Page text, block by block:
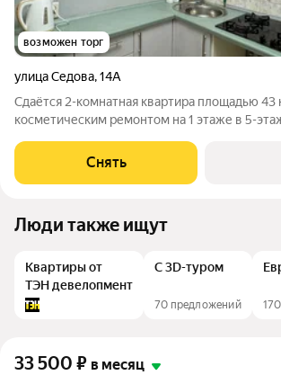
возможен торг
улица Седова,14А
Сдаётся 2-комнатная квартира площадью 43
косметическим ремонтом на 1 этаже в 5-
Холодильник Кондиционер Бойлер Микроволновка Дом -
кирпичный, окна выходят во двор. Во
Снять
Люди также ищут
Квартиры от
ТЭН девелопмент
С 3D-туром
70 предложений
33 500 ₽ в месяц